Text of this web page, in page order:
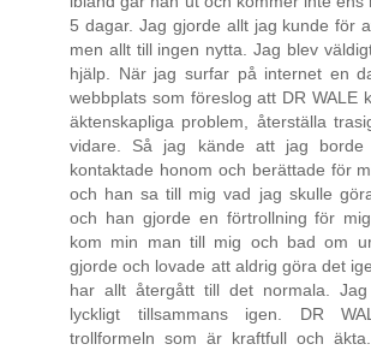
5 dagar. Jag gjorde allt jag kunde för
men allt till ingen nytta. Jag blev
hjälp. När jag surfar på internet en
webbplats som föreslog att DR WALE
äktenskapliga problem, återställa
vidare. Så jag kände att jag borde
kontaktade honom och berättade för
och han sa till mig vad jag skulle
och han gjorde en förtrollning för
kom min man till mig och bad om
gjorde och lovade att aldrig göra det
har allt återgått till det normala.
lyckligt tillsammans igen. DR
trollformeln som är kraftfull och